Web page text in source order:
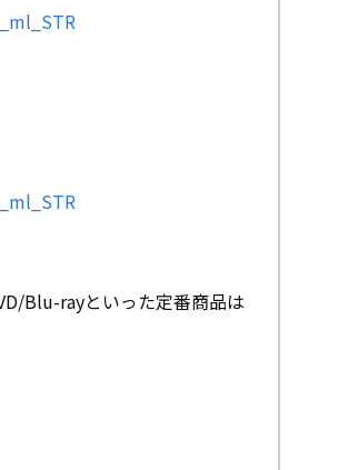
Blu-rayといった定番商品は